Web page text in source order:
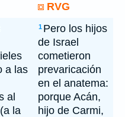
RVG
a las
al
la
1 Pero los hijos
de Israel
cometieron
prevaricación
en el anatema:
porque Acán,
hijo de Carmi,